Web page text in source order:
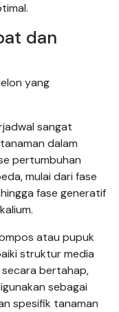
dan
yang
sangat
dalam
pertumbuhan
mulai dari fase
fase generatif
atau pupuk
struktur media
secara bertahap,
sebagai
spesifik tanaman